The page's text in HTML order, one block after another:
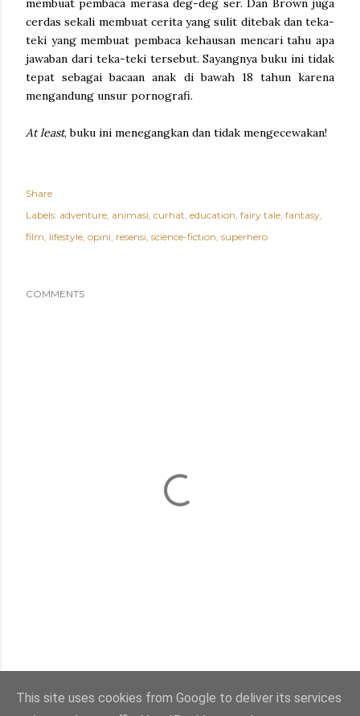
membuat pembaca merasa deg-deg ser. Dan Brown juga
cerdas sekali membuat cerita yang sulit ditebak dan teka-
teki yang membuat pembaca kehausan mencari tahu apa
jawaban dari teka-teki tersebut. Sayangnya buku ini tidak
tepat sebagai bacaan anak di bawah 18 tahun karena
mengandung unsur pornografi.
At least, buku ini menegangkan dan tidak mengecewakan!
Share
Labels: adventure animasi curhat education fairy tale fantasy
film lifestyle opini resensi science-fiction superhero
COMMENTS
This site uses cookies from Google to deliver its services